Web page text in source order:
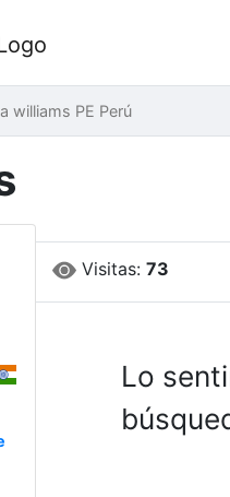
williams PE Perú
Visitas: 73
Lo